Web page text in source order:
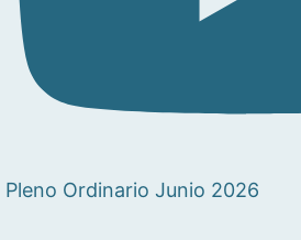
Pleno Ordinario Junio 2026